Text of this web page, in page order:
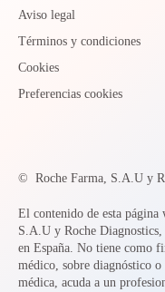
Aviso legal
Términos y condiciones
Cookies
Preferencias cookies
© Roche Farma, S.A.U y
El contenido de esta página
S.A.U y Roche
en España. No tiene como
médico, sobre diagnóstico
médica, acuda a un